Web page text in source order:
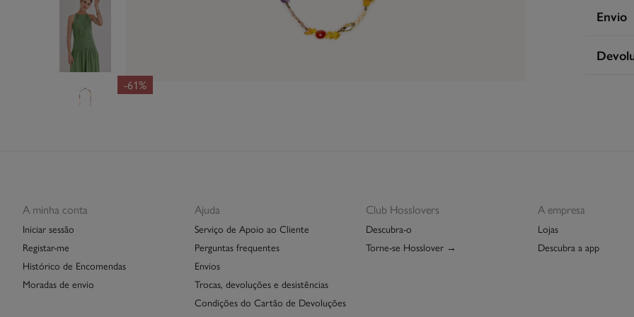
-61%
Envio
A minha conta
Iniciar sessão
Registar-me
Histórico de Encomendas
Moradas de envio
Ajuda
Serviço de Apoio ao Cliente
Perguntas frequentes
Envios
Trocas, devoluções e desistências
Condições do Cartão de Devoluções
Club Hosslovers
Descubra-o
Torne-se Hosslover →
A empresa
Lojas
Descubra a app